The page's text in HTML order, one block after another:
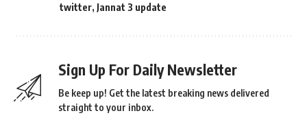
twitter, Jannat 3 update
Sign Up For Daily Newsletter
Be keep up! Get the latest breaking news delivered
straight to your inbox.